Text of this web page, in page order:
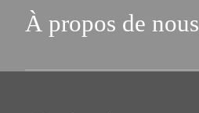
À propos de nous